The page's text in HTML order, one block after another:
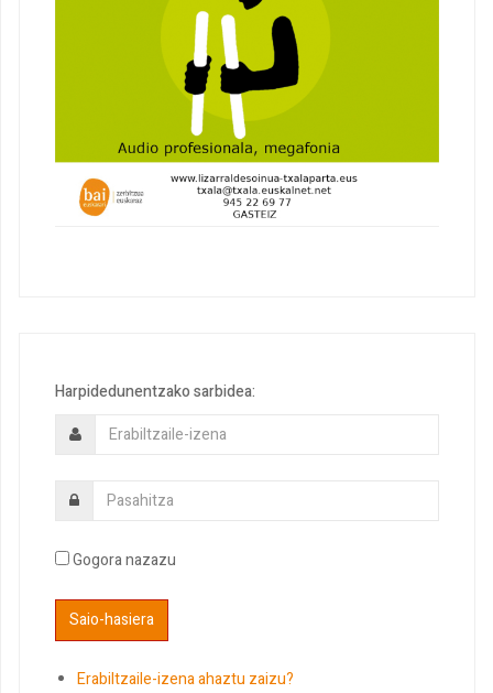
Harpidedunentzako sarbidea:
Gogora nazazu
Erabiltzaile-izena ahaztu zaizu?